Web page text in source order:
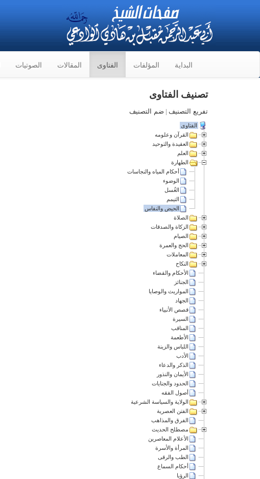
البداية المؤلفات الفتاوى المقالات الصوتيات
تصنيف الفتاوى
تفريع التصنيف | ضم التصنيف
الفتاوى
القرآن وعلومه
العقيدة والتوحيد
العلم
الطهارة
أحكام المياه والنجاسات
الوضوء
الغُسل
التيمم
الحيض والنفاس
الصلاة
الزكاة والصدقات
الصيام
الحج والعمرة
المعاملات
النكاح
الأحكام والقضاء
الجنائز
المواريث والوصايا
الجهاد
قصص الأنبياء
السيرة
المناقب
الأطعمة
اللباس والزينة
الأدب
الذكر والدعاء
الأيمان والنذور
الحدود والجنايات
أصول الفقه
الولاية والسياسة الشرعية
الفتن العصرية
الفرق والمذاهب
مصطلح الحديث
الأعلام المعاصرين
المرأة والأسرة
الطب والرقى
أحكام السماع
الرؤيا